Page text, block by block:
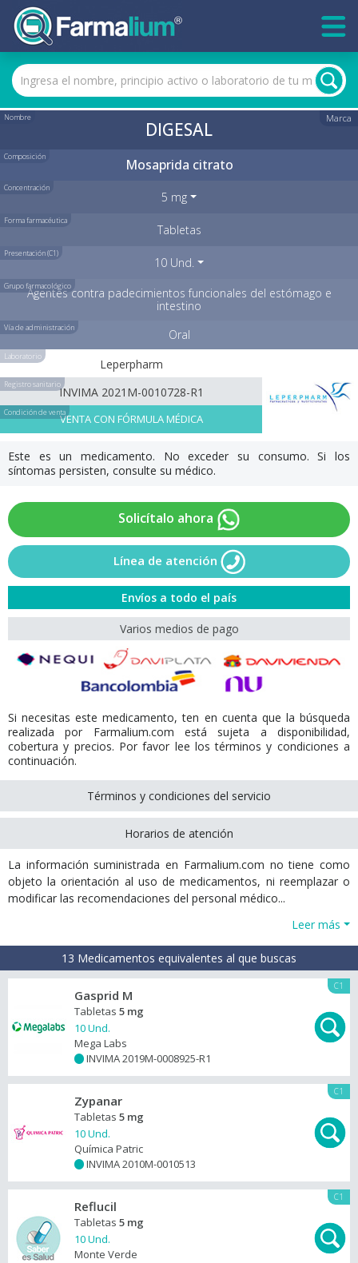
Nombre Marca
DIGESAL
Composición Mosaprida citrato
Concentración
5 mg
Forma farmacéutica
Tabletas
Presentación (C1)
10 Und.
Grupo farmacológico
Agentes contra padecimientos funcionales del estómago e
intestino
Vía de administración Oral
Laboratorio
Leperpharm
Registro sanitario
INVIMA 2021M-0010728-R1
Condición de ventaVENTA CON FÓRMULA MÉDICA
Este es un medicamento. No exceder su consumo. Si los
síntomas persisten, consulte su médico.
Solicítalo ahora
Línea de atención
Envíos a todo el país
Varios medios de pago
Si necesitas este medicamento, ten en cuenta que la búsqueda
realizada por Farmalium.com está sujeta a disponibilidad,
cobertura y precios. Por favor lee los términos y condiciones a
continuación.
Términos y condiciones del servicio
Horarios de atención
La información suministrada en Farmalium.com no tiene como
objeto la orientación al uso de medicamentos, ni reemplazar o
modificar las recomendaciones del personal médico...
Leer más
13 Medicamentos equivalentes al que buscas
C1
Gasprid M
Tabletas 5 mg
10 Und.
Mega Labs
INVIMA 2019M-0008925-R1
C1
Zypanar
Tabletas 5 mg
10 Und.
Química Patric
INVIMA 2010M-0010513
C1
Reflucil
Tabletas 5 mg
10 Und.
Monte Verde